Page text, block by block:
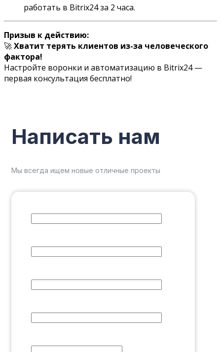
работать в Bitrix24 за 2 часа.
Призыв к действию:
🚀Хватит терять клиентов из-за человеческого
фактора!
Настройте воронки и автоматизацию в Bitrix24 —
первая консультация бесплатно!
Написать нам
Мы всегда ищем новые отличные проекты